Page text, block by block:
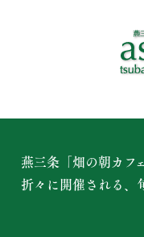
燕三条「畑の朝カフ
折々に開催される、